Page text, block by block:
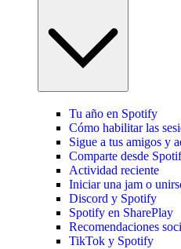
Tu año en Spotify
Cómo habilitar las
Sigue a tus amigos y
Comparte desde
Actividad reciente
Iniciar una jam o
Discord y Spotify
Spotify en SharePlay
Recomendaciones
TikTok y Spotify